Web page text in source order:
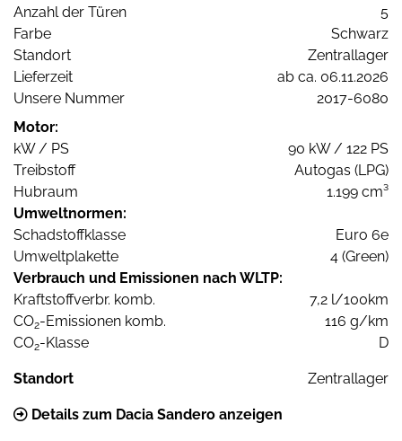
Anzahl der Türen
5
Farbe
Schwarz
Standort
Zentrallager
Lieferzeit
ab ca. 06.11.2026
Unsere Nummer
2017-6080
Motor:
kW / PS
90 kW / 122 PS
Treibstoff
Autogas (LPG)
Hubraum
1.199 cm³
Umweltnormen:
Schadstoffklasse
Euro 6e
Umweltplakette
4 (Green)
Verbrauch und Emissionen nach WLTP:
Kraftstoffverbr. komb.
7,2 l/100km
CO2-Emissionen komb.
116 g/km
CO2-Klasse D
Standort Zentrallager
Details zum Dacia Sandero anzeigen